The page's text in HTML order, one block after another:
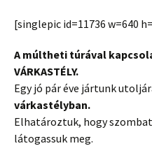
[singlepic id=11736 w=640
A múltheti túrával
VÁRKASTÉLY.
Egy jó pár éve jártunk
várkastélyban.
Elhatároztuk, hogy
látogassuk meg.